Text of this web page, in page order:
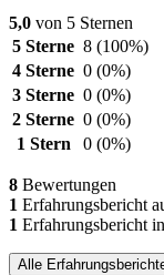
5,0 von 5 Sternen
5 Sterne 8 (100%)
4 Sterne 0 (0%)
3 Sterne 0 (0%)
2 Sterne 0 (0%)
1 Stern
0 (0%)
8 Bewertungen
1 Erfahrungsbericht
1 Erfahrungsbericht
Alle